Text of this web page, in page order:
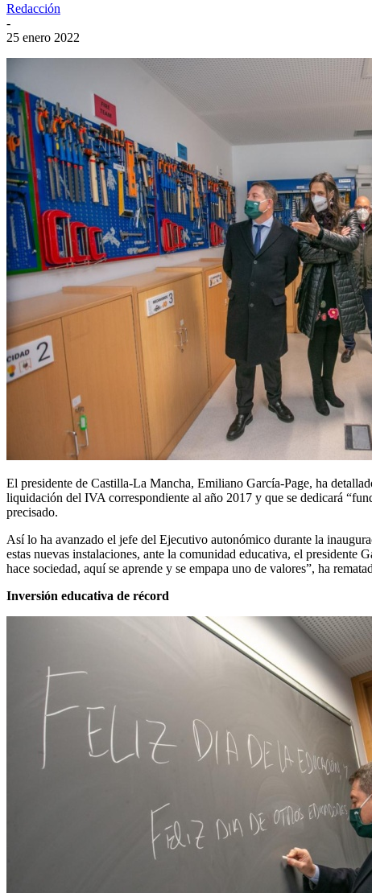
Redacción
-
25 enero 2022
El presidente de Castilla-La Mancha, Emiliano García-Page, ha
liquidación del IVA correspondiente al año 2017 y que se dedicará
precisado.
Así lo ha avanzado el jefe del Ejecutivo autonómico durante la
estas nuevas instalaciones, ante la comunidad educativa, el
hace sociedad, aquí se aprende y se empapa uno de valores”, ha
Inversión educativa de récord